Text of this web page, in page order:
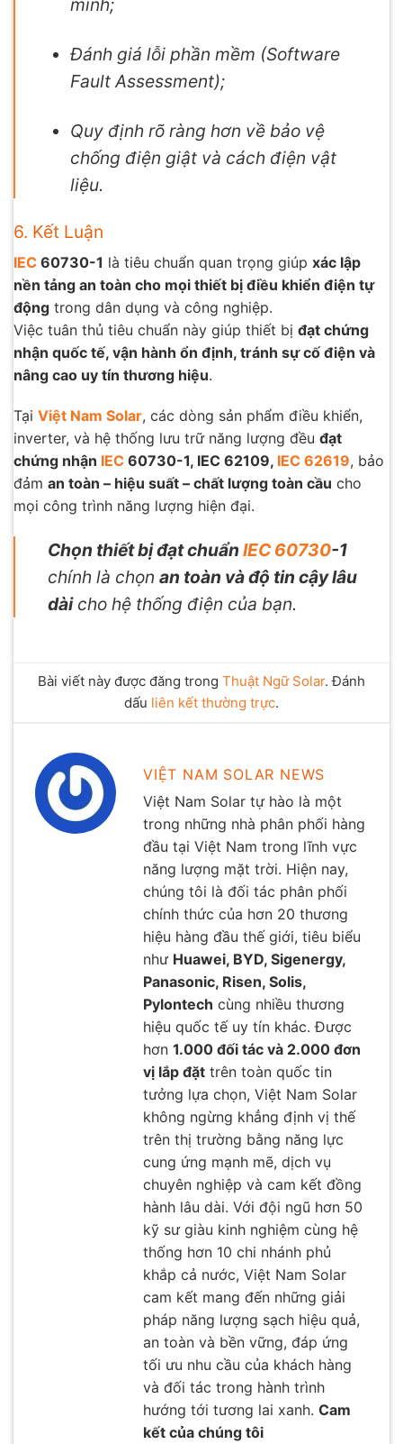
minh;
Đánh giá lỗi phần mềm (Software
Fault Assessment);
Quy định rõ ràng hơn về bảo vệ
chống điện giật và cách điện vật
liệu.
6. Kết Luận
IEC 60730-1 là tiêu chuẩn quan trọng giúp xác lập
nền tảng an toàn cho mọi thiết bị điều khiển điện tự
động trong dân dụng và công nghiệp.
Việc tuân thủ tiêu chuẩn này giúp thiết bị đạt chứng
nhận quốc tế, vận hành ổn định, tránh sự cố điện và
nâng cao uy tín thương hiệu.
Tại Việt Nam Solar, các dòng sản phẩm điều khiển,
inverter, và hệ thống lưu trữ năng lượng đều đạt
chứng nhận IEC 60730-1, IEC 62109, IEC 62619, bảo
đảm an toàn – hiệu suất – chất lượng toàn cầu cho
mọi công trình năng lượng hiện đại.
Chọn thiết bị đạt chuẩn IEC 60730-1
chính là chọn an toàn và độ tin cậy lâu
dàicho hệ thống điện của bạn.
Bài viết này được đăng trong Thuật Ngữ Solar. Đánh
dấu liên kết thường trực.
VIỆT NAM SOLAR NEWS
Việt Nam Solar tự hào là một
trong những nhà phân phối hàng
đầu tại Việt Nam trong lĩnh vực
năng lượng mặt trời. Hiện nay,
chúng tôi là đối tác phân phối
chính thức của hơn 20 thương
hiệu hàng đầu thế giới, tiêu biểu
như Huawei, BYD, Sigenergy,
Panasonic, Risen, Solis,
Pylontech cùng nhiều thương
hiệu quốc tế uy tín khác. Được
hơn 1.000 đối tác và 2.000 đơn
vị lắp đặt trên toàn quốc tin
tưởng lựa chọn, Việt Nam Solar
không ngừng khẳng định vị thế
trên thị trường bằng năng lực
cung ứng mạnh mẽ, dịch vụ
chuyên nghiệp và cam kết đồng
hành lâu dài. Với đội ngũ hơn 50
kỹ sư giàu kinh nghiệm cùng hệ
thống hơn 10 chi nhánh phủ
khắp cả nước, Việt Nam Solar
cam kết mang đến những giải
pháp năng lượng sạch hiệu quả,
an toàn và bền vững, đáp ứng
tối ưu nhu cầu của khách hàng
và đối tác trong hành trình
hướng tới tương lai xanh. Cam
kết của chúng tôi